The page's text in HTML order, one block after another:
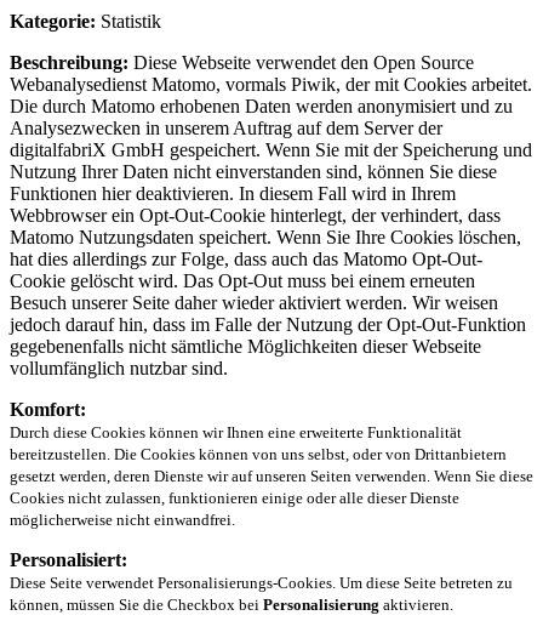
Kategorie: Statistik
Beschreibung: Diese Webseite verwendet den Open Source
Webanalysedienst Matomo, vormals Piwik, der mit Cookies arbeitet.
Die durch Matomo erhobenen Daten werden anonymisiert und zu
Analysezwecken in unserem Auftrag auf dem Server der
digitalfabriX GmbH gespeichert. Wenn Sie mit der Speicherung und
Nutzung Ihrer Daten nicht einverstanden sind, können Sie diese
Funktionen hier deaktivieren. In diesem Fall wird in Ihrem
Webbrowser ein Opt-Out-Cookie hinterlegt, der verhindert, dass
Matomo Nutzungsdaten speichert. Wenn Sie Ihre Cookies löschen,
hat dies allerdings zur Folge, dass auch das Matomo Opt-Out-
Cookie gelöscht wird. Das Opt-Out muss bei einem erneuten
Besuch unserer Seite daher wieder aktiviert werden. Wir weisen
jedoch darauf hin, dass im Falle der Nutzung der Opt-Out-Funktion
gegebenenfalls nicht sämtliche Möglichkeiten dieser Webseite
vollumfänglich nutzbar sind.
Komfort:
Durch diese Cookies können wir Ihnen eine erweiterte Funktionalität
bereitzustellen. Die Cookies können von uns selbst, oder von Drittanbietern
gesetzt werden, deren Dienste wir auf unseren Seiten verwenden. Wenn Sie diese
Cookies nicht zulassen, funktionieren einige oder alle dieser Dienste
möglicherweise nicht einwandfrei.
Personalisiert:
Diese Seite verwendet Personalisierungs-Cookies. Um diese Seite betreten zu
können, müssen Sie die Checkbox bei Personalisierung aktivieren.